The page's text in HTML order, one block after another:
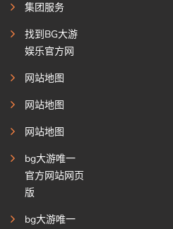
集团服务
找到BG大游
娱乐官方网
网站地图
网站地图
网站地图
bg大游唯一
官方网站网页
版
bg大游唯一